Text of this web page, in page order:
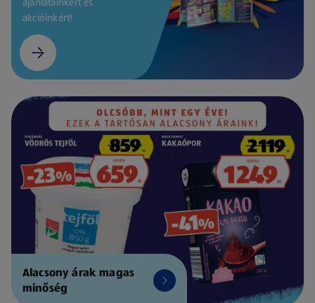
akcióinkért!
Alacsony árak magas
minőség